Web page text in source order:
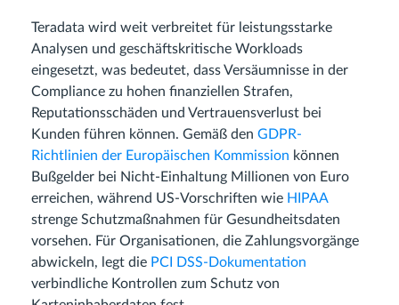
Teradata wird weit verbreitet für leistungsstarke
Analysen und geschäftskritische Workloads
eingesetzt, was bedeutet, dass Versäumnisse in der
Compliance zu hohen finanziellen Strafen,
Reputationsschäden und Vertrauensverlust bei
Kunden führen können. Gemäß den GDPR-
Richtlinien der Europäischen Kommission können
Bußgelder bei Nicht-Einhaltung Millionen von Euro
erreichen, während US-Vorschriften wie HIPAA
strenge Schutzmaßnahmen für Gesundheitsdaten
vorsehen. Für Organisationen, die Zahlungsvorgänge
abwickeln, legt die PCI DSS-Dokumentation
verbindliche Kontrollen zum Schutz von